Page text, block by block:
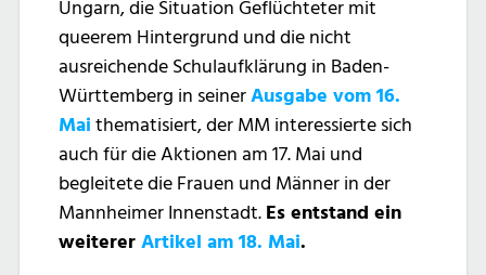
Ungarn, die Situation Geflüchteter mit
queerem Hintergrund und die nicht
ausreichende Schulaufklärung in Baden-
Württemberg in seinerAusgabe vom 16.
Mai thematisiert, der MM interessierte sich
auch für die Aktionen am 17. Mai und
begleitete die Frauen und Männer in der
Mannheimer Innenstadt. Es entstand ein
weiterer Artikel am 18. Mai.